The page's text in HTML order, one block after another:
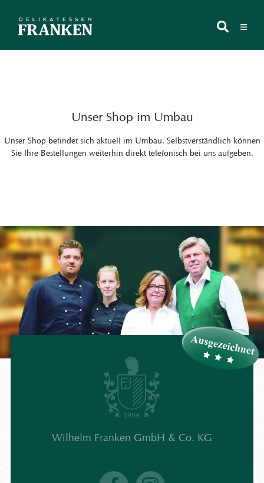
≡
Unser Shop im Umbau
Unser Shop befindet sich aktuell im Umbau. Selbstverständlich können
Sie Ihre Bestellungen weiterhin direkt telefonisch bei uns aufgeben.
Wilhelm Franken GmbH & Co. KG